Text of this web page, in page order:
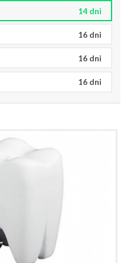
14 dni
16 dni
16 dni
16 dni